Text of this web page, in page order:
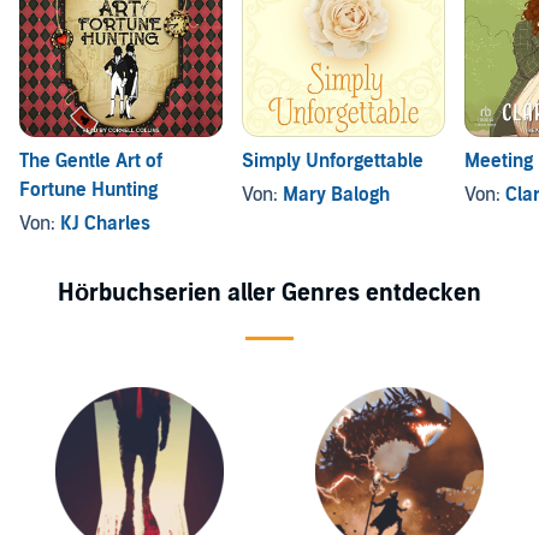
The Gentle Art of
Fortune Hunting
Von: KJ Charles
Simply Unforgettable
Von: Mary Balogh
Von:
Hörbuchserien aller Genres entdecken